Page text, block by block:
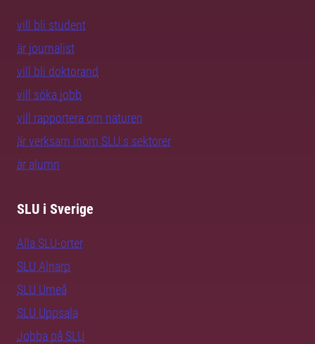
vill bli student
är journalist
vill bli doktorand
vill söka jobb
vill rapportera om naturen
är verksam inom SLU:s sektorer
är alumn
SLU i Sverige
Alla SLU-orter
SLU Alnarp
SLU Umeå
SLU Uppsala
Jobba på SLU